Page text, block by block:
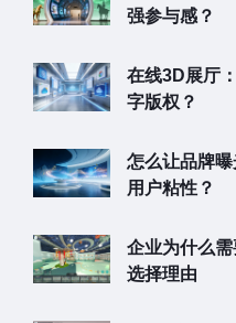
强参与感？
在线3D展厅
字版权？
怎么让品牌
用户粘性？
企业为什么
选择理由